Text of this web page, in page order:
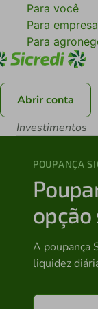
Para você
Para empresa
Para
Abrir conta
Investimentos
POUPANÇA
opção
A poupança
liquidez